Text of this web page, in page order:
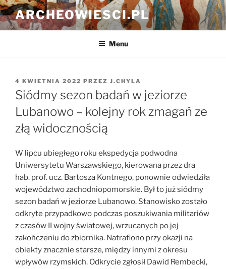
Przejdź
do
treści
ARCHEOWIESCI.PL
Menu
OPUBLIKOWANE
W
4 KWIETNIA 2022 PRZEZ J.CHYLA
Siódmy sezon badań w jeziorze
Lubanowo – kolejny rok zmagań ze
złą widocznością
W lipcu ubiegłego roku ekspedycja podwodna
Uniwersytetu Warszawskiego, kierowana przez dra
hab. prof. ucz. Bartosza Kontnego, ponownie odwiedziła
województwo zachodniopomorskie. Był to już siódmy
sezon badań w jeziorze Lubanowo. Stanowisko zostało
odkryte przypadkowo podczas poszukiwania militariów
z czasów II wojny światowej, wrzucanych po jej
zakończeniu do zbiornika. Natrafiono przy okazji na
obiekty znacznie starsze, między innymi z okresu
wpływów rzymskich. Odkrycie zgłosił Dawid Rembecki,